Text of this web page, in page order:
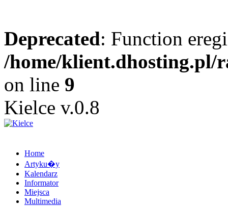
Deprecated: Function
/home/klient.dhosting.pl/
on line 9
Kielce v.0.8
Home
Artyku�y
Kalendarz
Informator
Miejsca
Multimedia